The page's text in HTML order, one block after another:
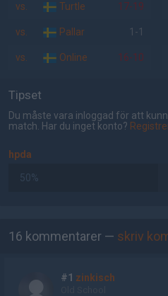
vs. Turtle 17-19
vs. Pallar 1-1
vs. Online 16-10
Tipset
Du måste vara inloggad för att
match. Har du inget konto?
hpda
50%
16 kommentarer — skriv
#1 zinkisch